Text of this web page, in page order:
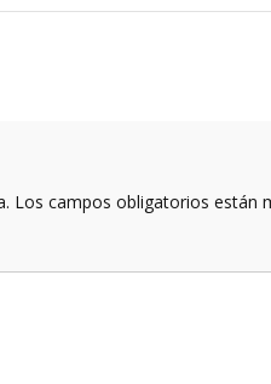
Los campos obligatorios están